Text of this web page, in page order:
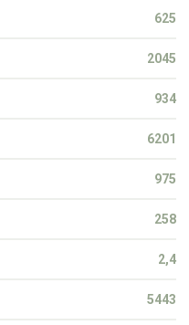
625
2045
934
6201
975
258
2,4
5443